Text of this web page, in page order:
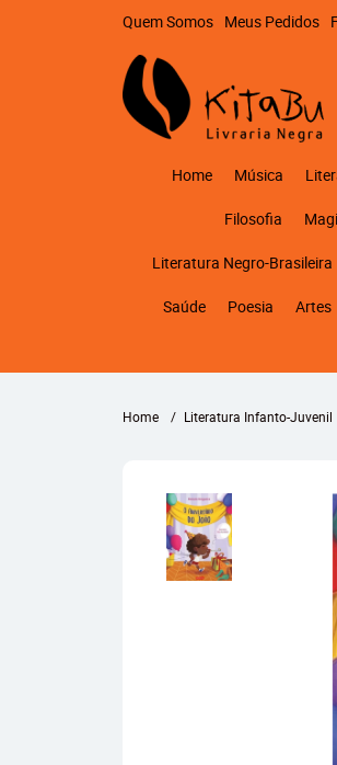
Quem Somos Meus Pedidos
Home Música
Filosofia
Literatura Negro-Brasileira
Saúde Poesia Artes
Home Literatura Infanto-Juvenil